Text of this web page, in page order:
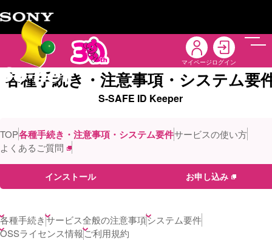
マイページ ログイン
メニ
各種手続き・注意事項・システム要
S-SAFE ID Keeper
TOP各種手続き・注意事項・システム要件サービスの使い方
よくあるご質問
インストール お申し込み
各種手続きサービス全般の注意事項システム要件
OSSライセンス情報ご利用規約